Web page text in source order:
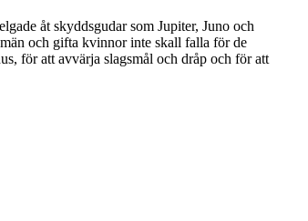
åt skyddsgudar som Jupiter, Juno och
och gifta kvinnor inte skall falla för de
för att avvärja slagsmål och dråp och för att